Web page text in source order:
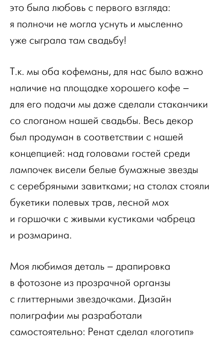
это была любовь с первого взгляда:
я полночи не могла уснуть и мысленно
уже сыграла там свадьбу!
Т.к. мы оба кофеманы, для нас было важно
наличие на площадке хорошего кофе –
для его подачи мы даже сделали стаканчики
со слоганом нашей свадьбы. Весь декор
был продуман в соответствии с нашей
концепцией: над головами гостей среди
лампочек висели белые бумажные звезды
с серебряными завитками; на столах стояли
букетики полевых трав, лесной мох
и горшочки с живыми кустиками чабреца
и розмарина.
Моя любимая деталь – драпировка
в фотозоне из прозрачной органзы
с глиттерными звездочками. Дизайн
полиграфии мы разработали
самостоятельно: Ренат сделал «логотип»